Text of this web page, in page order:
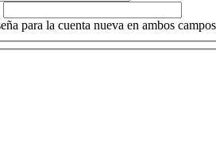
para la cuenta nueva en ambos